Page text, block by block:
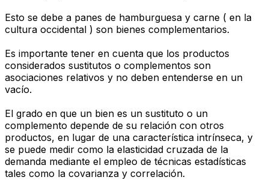
Esto se debe a panes de hamburguesa y carne ( en la
cultura occidental ) son bienes complementarios.
Es importante tener en cuenta que los productos
considerados sustitutos o complementos son
asociaciones relativos y no deben entenderse en un
vacío.
El grado en que un bien es un sustituto o un
complemento depende de su relación con otros
productos, en lugar de una característica intrínseca, y
se puede medir como la elasticidad cruzada de la
demanda mediante el empleo de técnicas estadísticas
tales como la covarianza y correlación.